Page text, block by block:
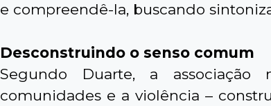
e compreendê-la, buscando
Desconstruindo o senso comum
Segundo Duarte, a associação
comunidades e a violência –